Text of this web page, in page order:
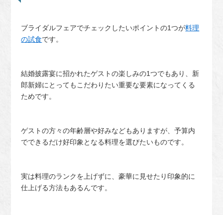
ブライダルフェアでチェックしたいポイントの1つが料理
の試食です。
結婚披露宴に招かれたゲストの楽しみの1つでもあり、新
郎新婦にとってもこだわりたい重要な要素になってくる
ためです。
ゲストの方々の年齢層や好みなどもありますが、予算内
でできるだけ好印象となる料理を選びたいものです。
実は料理のランクを上げずに、豪華に見せたり印象的に
仕上げる方法もあるんです。